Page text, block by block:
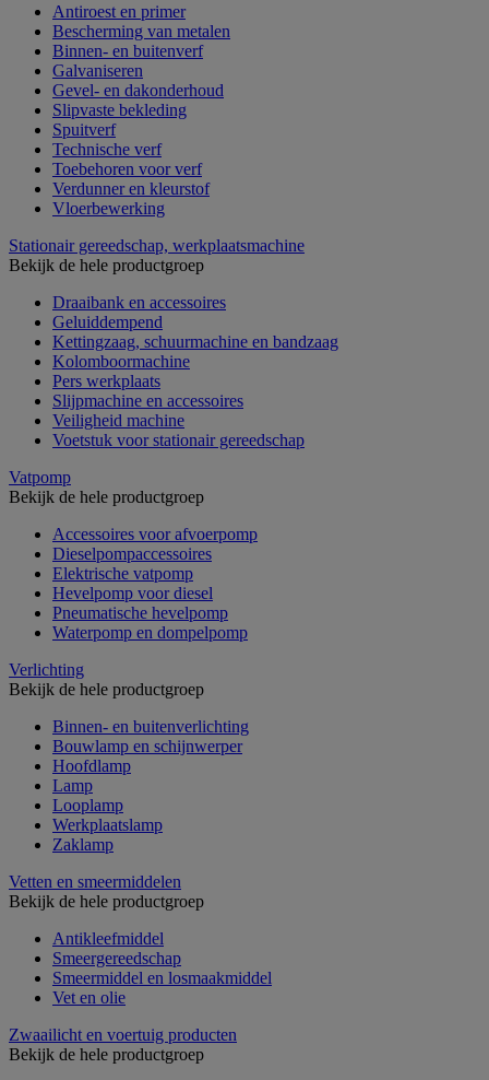
Antiroest en primer
Bescherming van metalen
Binnen- en buitenverf
Galvaniseren
Gevel- en dakonderhoud
Slipvaste bekleding
Spuitverf
Technische verf
Toebehoren voor verf
Verdunner en kleurstof
Vloerbewerking
Stationair gereedschap, werkplaatsmachine
Bekijk de hele productgroep
Draaibank en accessoires
Geluiddempend
Kettingzaag, schuurmachine en bandzaag
Kolomboormachine
Pers werkplaats
Slijpmachine en accessoires
Veiligheid machine
Voetstuk voor stationair gereedschap
Vatpomp
Bekijk de hele productgroep
Accessoires voor afvoerpomp
Dieselpompaccessoires
Elektrische vatpomp
Hevelpomp voor diesel
Pneumatische hevelpomp
Waterpomp en dompelpomp
Verlichting
Bekijk de hele productgroep
Binnen- en buitenverlichting
Bouwlamp en schijnwerper
Hoofdlamp
Lamp
Looplamp
Werkplaatslamp
Zaklamp
Vetten en smeermiddelen
Bekijk de hele productgroep
Antikleefmiddel
Smeergereedschap
Smeermiddel en losmaakmiddel
Vet en olie
Zwaailicht en voertuig producten
Bekijk de hele productgroep